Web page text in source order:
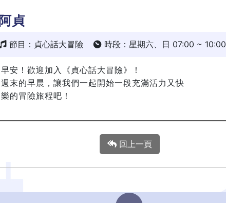
阿貞
節目：貞心話大冒險 時段：星期六、日 07:00 ~ 10:00
早安！歡迎加入《貞心話大冒險》！
週末的早晨，讓我們一起開始一段充滿活力又快
樂的冒險旅程吧！
回上一頁